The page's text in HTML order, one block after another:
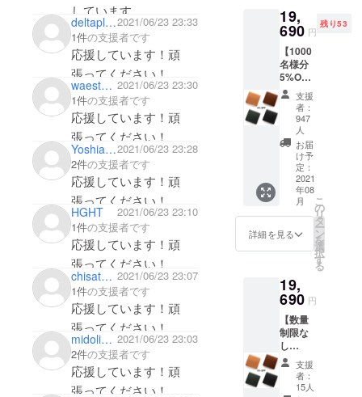
しています。
deltaplus22021/06/23 23:33
1件の支援者です
応援しています！頑
張ってください！
waestojoh 2021/06/23 23:30
1件の支援者です
応援しています！頑
張ってください！
Yoshiaki Kureishi2021/06/23 23:28
2件の支援者です
応援しています！頑
張ってください！
HGHT
2021/06/23 23:10
1件の支援者です
応援しています！頑
張ってください！
chisato19870703 2021/06/23 23:07
1件の支援者です
応援しています！頑
張ってください！
素敵なお財布使うのを
楽しみにしています！
midolingo 2021/06/23 23:03
2件の支援者です
応援しています！頑
張ってください！
ランテック
総合計画事
務所入社。
2001 佐藤宏
尚建築デザ
イン事務所
設立。2016
SYRINX設
立。2014 慶
應義塾大学
大学院非常
勤講師。
2016 東京大
学・東京大
別講師。「iF
Design
Award（独）
「IDEA（米
）」、「A'
Design
19,
690 円
残り53
【1000
名様分
5%OFF
】
HITOE®
FOLD -
Lisicio-
x 1 定価
18000
円ー割
引900円
＋送料
800円＋
消費税
納期：8
支援
者：
947
人
お届
け予
定：
2021
年08
月
詳細を見る
こ
の
リ
タ
ー
ン
を
選
択
す
る
19,
690 円
【数量
制限な
し
5%OFF
】
HITOE®
支援
者：
15人